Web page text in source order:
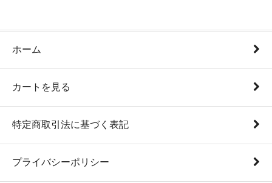
ホーム
カートを見る
特定商取引法に基づく表記
プライバシーポリシー